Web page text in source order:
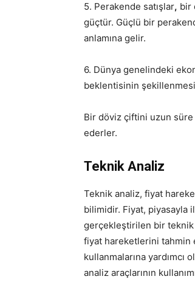
5. Perakende satışlar, bir
güçtür. Güçlü bir
anlamına gelir.
6. Dünya genelindeki
beklentisinin
Bir döviz çiftini uzun süre
ederler.
Teknik Analiz
Teknik analiz, fiyat
bilimidir. Fiyat, piyasayla
gerçekleştirilen bir teknik
fiyat hareketlerini tahmin
kullanmalarına
analiz araçlarının